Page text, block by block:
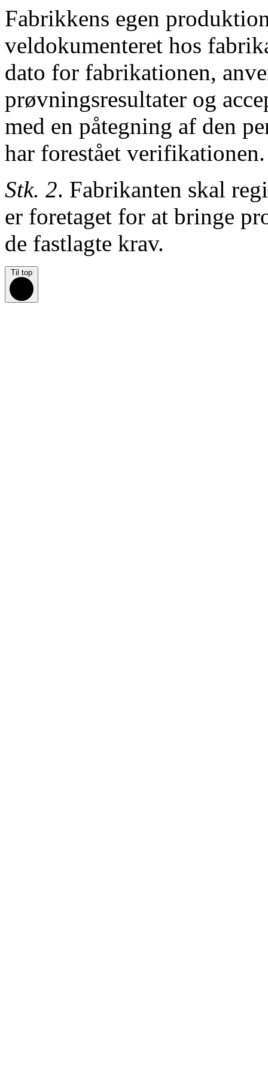
Fabrikkens egen
veldokumenteret hos
dato for fabrikationen,
prøvningsresultater og
med en påtegning af den
har forestået
Stk. 2. Fabrikanten skal
er foretaget for at bringe
de fastlagte krav.
Til top